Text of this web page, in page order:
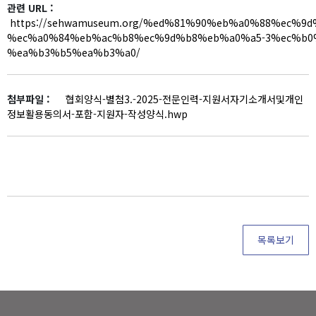
관련 URL :
https://sehwamuseum.org/
%ec%a0%84%eb%ac%b8%ec%9d%b8%eb%a0%a5-
%ea%b3%b5%ea%b3%a0/
첨부파일 :
협회양식-별첨3.-2025-전문인력-지원서자기소개서및개인
정보활용동의서-포함-지원자-작성양식.hwp
목록보기